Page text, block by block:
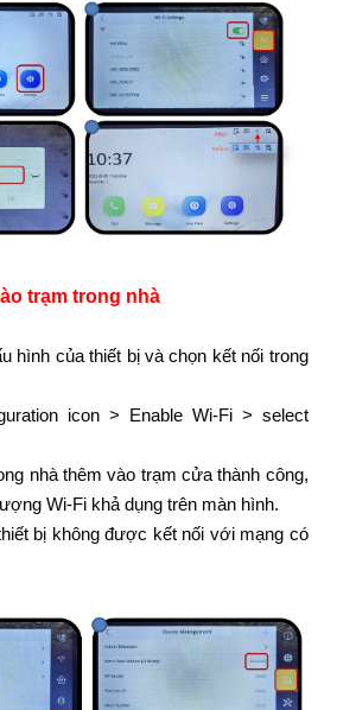
trạm trong nhà
hình của thiết bị và chọn kết nối trong
icon > Enable Wi-Fi > select
nhà thêm vào trạm cửa thành công,
Wi-Fi khả dụng trên màn hình.
bị không được kết nối với mạng có